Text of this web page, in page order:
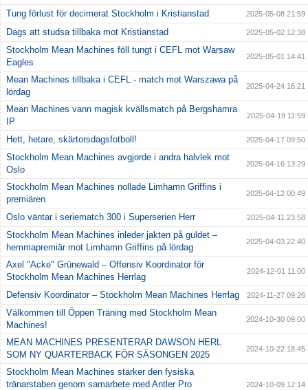
Tung förlust för decimerat Stockholm i Kristianstad
2025-05-08 21:59
Dags att studsa tillbaka mot Kristianstad 2025-05-02 12:38
Stockholm Mean Machines föll tungt i CEFL mot Warsaw
Eagles
2025-05-01 14:41
Mean Machines tillbaka i CEFL - match mot Warszawa på
lördag
2025-04-24 16:21
Mean Machines vann magisk kvällsmatch på Bergshamra
IP
2025-04-19 11:59
Hett, hetare, skärtorsdagsfotboll! 2025-04-17 09:50
Stockholm Mean Machines avgjorde i andra halvlek mot
Oslo
2025-04-16 13:29
Stockholm Mean Machines nollade Limhamn Griffins i
premiären
2025-04-12 00:49
Oslo väntar i seriematch 300 i Superserien Herr 2025-04-11 23:58
Stockholm Mean Machines inleder jakten på guldet –
hemmapremiär mot Limhamn Griffins på lördag
2025-04-03 22:40
Axel "Acke" Grünewald – Offensiv Koordinator för
Stockholm Mean Machines Herrlag
2024-12-01 11:00
Defensiv Koordinator – Stockholm Mean Machines Herrlag 2024-11-27 09:26
Välkommen till Öppen Träning med Stockholm Mean
Machines!
2024-10-30 09:00
MEAN MACHINES PRESENTERAR DAWSON HERL
SOM NY QUARTERBACK FÖR SÄSONGEN 2025
2024-10-22 18:45
Stockholm Mean Machines stärker den fysiska
tränarstaben genom samarbete med Antler Pro
2024-10-09 12:14